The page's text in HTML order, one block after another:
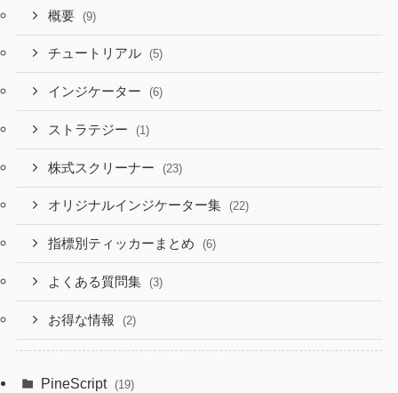
概要 (9)
チュートリアル (5)
インジケーター (6)
ストラテジー (1)
株式スクリーナー (23)
オリジナルインジケーター集 (22)
指標別ティッカーまとめ (6)
よくある質問集 (3)
お得な情報 (2)
PineScript (19)